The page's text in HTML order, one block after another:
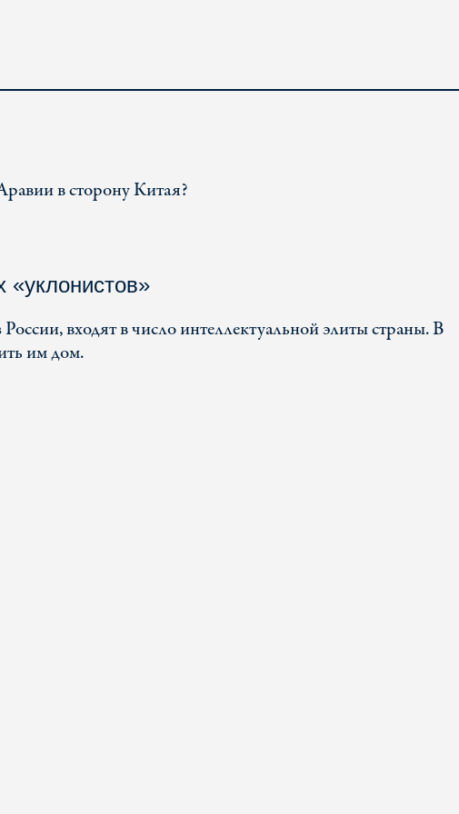
в сторону Китая?
«уклонистов»
входят в число интеллектуальной элиты страны. В
им дом.